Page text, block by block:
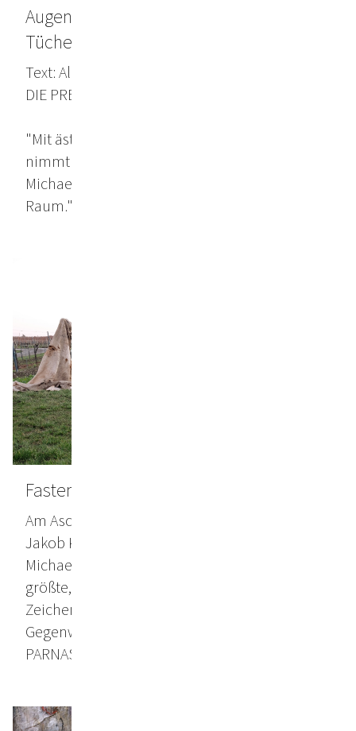
Augen-Fasten? Nicht mit diesen
Tüchern!
Text: Almuth Spiegler
DIE PRESSE, Februar 2024
"Mit ästhetischer, aber auch biblischer Wucht
nimmt das neue Fastentuch in der Wiener
Michaelerkirche sich seinen Raum, sehr viel
Raum."
Fastentuch von Jakob Kirchmayr
Am Aschermittwoch 2024 wird das Fastentuch
Jakob Kirchmayrs in der Wiener
Michaelerkirche präsentiert. Seine bisher
größte, skulpturale Arbeit setzt ein Feuer-
Zeichen. Es gilt endlich achtsamer mit unserer
Gegenwart umzugehen!
PARNASS, Februar 2024